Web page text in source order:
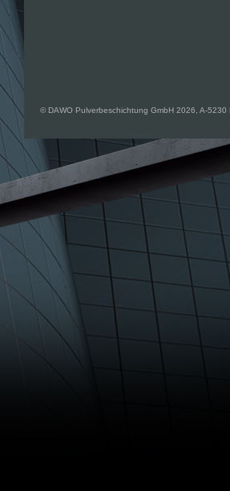
© DAWO Pulverbeschichtung GmbH 2026, A-